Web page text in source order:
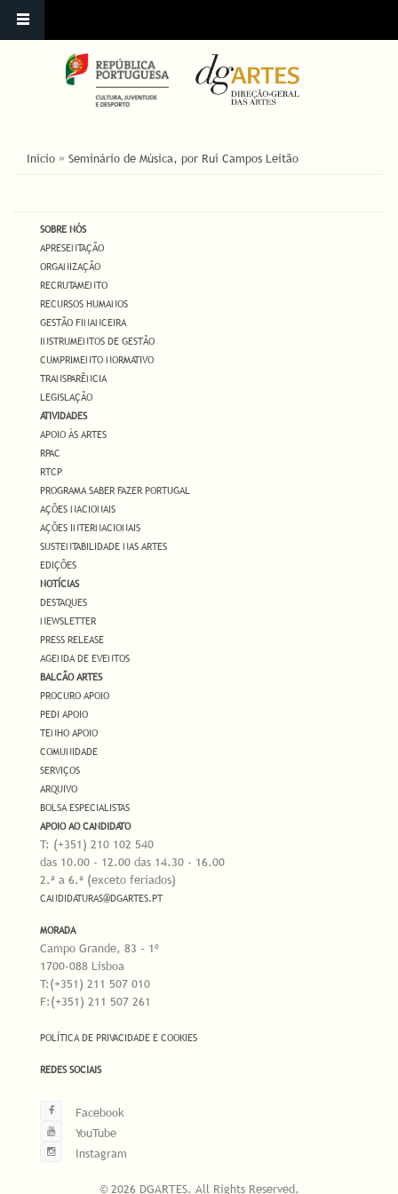
ESTÁ AQUI
Início » Seminário de Música, por Rui Campos Leitão
SOBRE NÓS
APRESENTAÇÃO
ORGANIZAÇÃO
RECRUTAMENTO
RECURSOS HUMANOS
GESTÃO FINANCEIRA
INSTRUMENTOS DE GESTÃO
CUMPRIMENTO NORMATIVO
TRANSPARÊNCIA
LEGISLAÇÃO
ATIVIDADES
APOIO ÀS ARTES
RPAC
RTCP
PROGRAMA SABER FAZER PORTUGAL
AÇÕES NACIONAIS
AÇÕES INTERNACIONAIS
SUSTENTABILIDADE NAS ARTES
EDIÇÕES
NOTÍCIAS
DESTAQUES
NEWSLETTER
PRESS RELEASE
AGENDA DE EVENTOS
BALCÃO ARTES
PROCURO APOIO
PEDI APOIO
TENHO APOIO
COMUNIDADE
SERVIÇOS
ARQUIVO
BOLSA ESPECIALISTAS
APOIO AO CANDIDATO
T: (+351) 210 102 540
das 10.00 - 12.00 das 14.30 - 16.00
2.ª a 6.ª (exceto feriados)
CANDIDATURAS@DGARTES.PT
MORADA
Campo Grande, 83 - 1º
1700-088 Lisboa
T:(+351) 211 507 010
F:(+351) 211 507 261
POLÍTICA DE PRIVACIDADE E COOKIES
REDES SOCIAIS
Facebook
YouTube
Instagram
© 2026 DGARTES. All Rights Reserved.